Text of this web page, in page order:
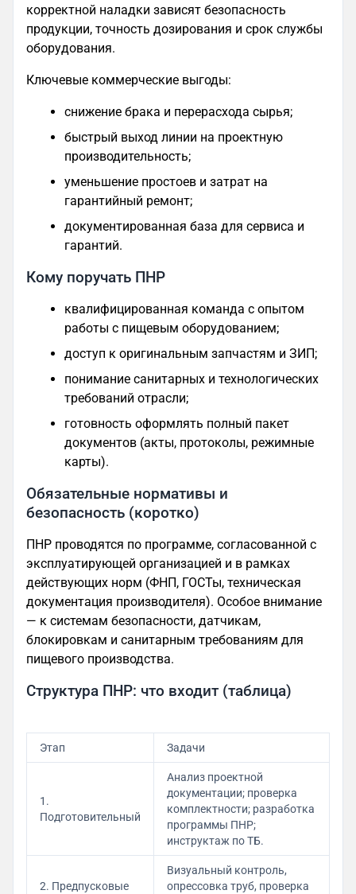
корректной наладки зависят безопасность
продукции, точность дозирования и срок службы
оборудования.
Ключевые коммерческие выгоды:
снижение брака и перерасхода сырья;
быстрый выход линии на проектную
производительность;
уменьшение простоев и затрат на
гарантийный ремонт;
документированная база для сервиса и
гарантий.
Кому поручать ПНР
квалифицированная команда с опытом
работы с пищевым оборудованием;
доступ к оригинальным запчастям и ЗИП;
понимание санитарных и технологических
требований отрасли;
готовность оформлять полный пакет
документов (акты, протоколы, режимные
карты).
Обязательные нормативы и
безопасность (коротко)
ПНР проводятся по программе, согласованной с
эксплуатирующей организацией и в рамках
действующих норм (ФНП, ГОСТы, техническая
документация производителя). Особое внимание
— к системам безопасности, датчикам,
блокировкам и санитарным требованиям для
пищевого производства.
Структура ПНР: что входит (таблица)
Этап Задачи
1.
Подготовительный
Анализ проектной
документации; проверка
комплектности; разработка
программы ПНР;
инструктаж по ТБ.
2. Предпусковые
Визуальный контроль,
опрессовка труб, проверка